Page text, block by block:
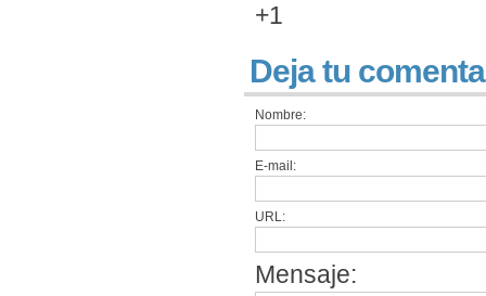
+1
Deja tu
Nombre:
E-mail:
URL:
Mensaje: